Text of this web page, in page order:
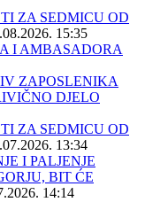
ZA SEDMICU OD
15:35
I AMBASADORA
ZAPOSLENIKA
DJELO
ZA SEDMICU OD
13:34
I PALJENJE
BIT ĆE
14:14